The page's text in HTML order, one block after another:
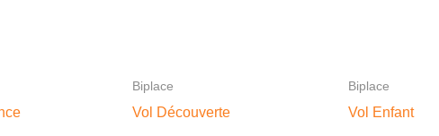
Biplace
Vol Découverte
Biplace
Vol Enfant